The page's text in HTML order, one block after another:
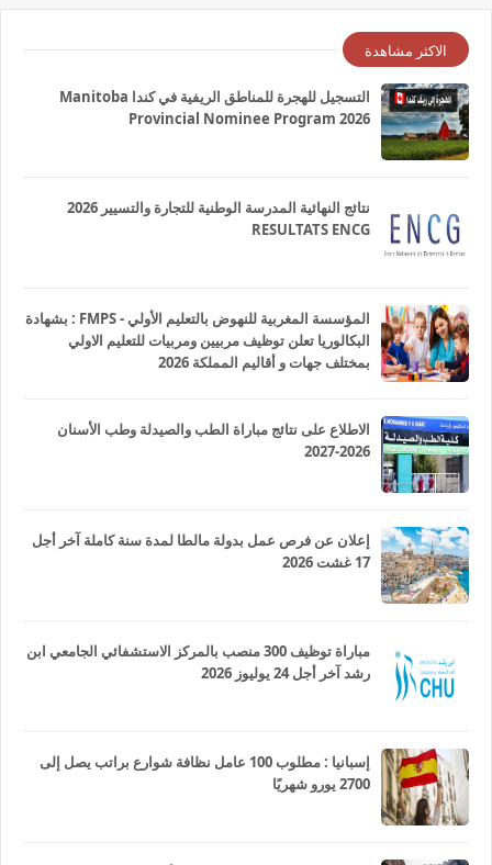
الاكثر مشاهدة
التسجيل للهجرة للمناطق الريفية في كندا Manitoba
Provincial Nominee Program 2026
نتائج النهائية المدرسة الوطنية للتجارة والتسيير 2026
RESULTATS ENCG
المؤسسة المغربية للنهوض بالتعليم الأولي - FMPS : بشهادة
البكالوريا تعلن توظيف مربيين ومربيات للتعليم الاولي
بمختلف جهات و أقاليم المملكة 2026
الاطلاع على نتائج مباراة الطب والصيدلة وطب الأسنان
2026-2027
إعلان عن فرص عمل بدولة مالطا لمدة سنة كاملة آخر أجل
17 غشت 2026
مباراة توظيف 300 منصب بالمركز الاستشفائي الجامعي ابن
رشد آخر أجل 24 يوليوز 2026
إسبانيا : مطلوب 100 عامل نظافة شوارع براتب يصل إلى
2700 يورو شهريًا